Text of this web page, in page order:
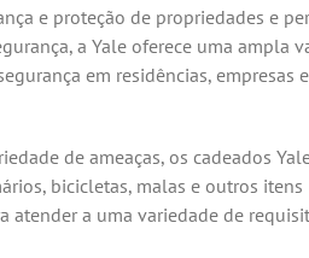
e proteção de propriedades e
a Yale oferece uma ampla
em residências, empresas
de ameaças, os cadeados
bicicletas, malas e outros itens
atender a uma variedade de